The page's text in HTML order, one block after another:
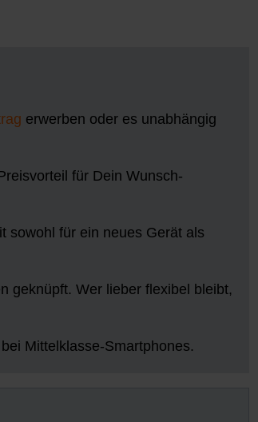
erwerben oder es unabhängig
für Dein Wunsch-
sowohl für ein neues Gerät als
geknüpft. Wer lieber flexibel bleibt,
Mittelklasse-Smartphones.